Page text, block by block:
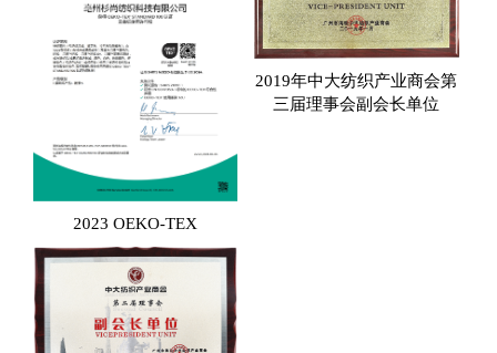
2023 OEKO-TEX
2019年中大纺织产业商会第
三届理事会副会长单位